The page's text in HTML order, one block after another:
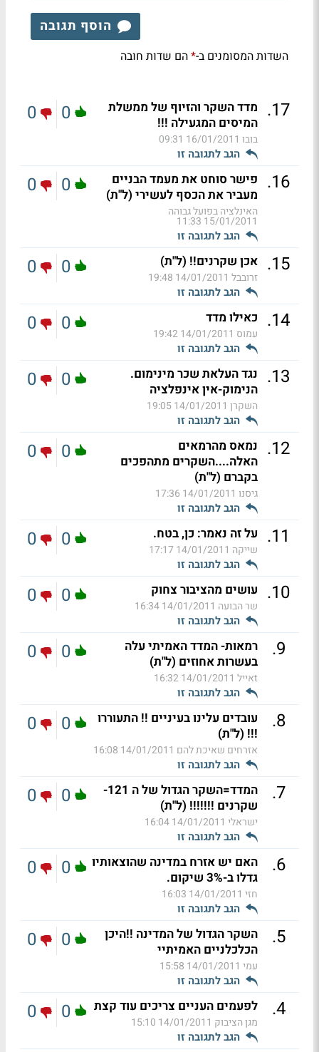
הוסף תגובה
השדות המסומנים ב-*הם שדות חובה
17
. מדד השקר והזיוף של ממשלת
המיסים המגעילה !!!
בובו 16/01/2011 09:31
הגב לתגובה זו
0
0
16
. פישר סוחט את מעמד הבניים
מעביר את הכסף לעשירי (ל"ת)
האינלציה בפועל גבוהה
15/01/2011 11:33
הגב לתגובה זו
0
0
15
. אכן שקרנים!! (ל"ת)
זרובבל 14/01/2011 19:48
הגב לתגובה זו
0
0
14
. כאילו מדד
עמוס 14/01/2011 19:42
הגב לתגובה זו
0
0
13
. נגד העלאת שכר מינימום.
הנימוק-אין אינפלציה
השקרן 14/01/2011 19:05
הגב לתגובה זו
0
0
12
. נמאס מהרמאים
האלה....השקרים מתהפכים
בקברם (ל"ת)
גיסנו 14/01/2011 17:36
הגב לתגובה זו
0
0
11
. על זה נאמר: כן, בטח.
שייקה 14/01/2011 17:17
הגב לתגובה זו
0
0
10
. עושים מהציבור צחוק
שר הבועה 14/01/2011 16:34
הגב לתגובה זו
0
0
9
.
רמאות- המדד האמיתי עלה
בעשרות אחוזים (ל"ת)
tאייל 14/01/2011 16:32
הגב לתגובה זו
0
0
8
.
עובדים עלינו בעיניים !! התעוררו
!!! (ל"ת)
אזרחים שאיכת להם 14/01/2011 16:08
הגב לתגובה זו
0
0
7
.
המדד=השקר הגדול של ה 121-
שקרנים !!!!!!! (ל"ת)
ישראלי 14/01/2011 16:04
הגב לתגובה זו
0
0
6
.
האם יש אזרח במדינה שהוצאותיו
גדלו ב-3% שיקום.
חזי 14/01/2011 16:03
הגב לתגובה זו
0
0
5
.
השקר הגדול של המדינה !!היכן
הכלכלניים האמיתיי
עמי 14/01/2011 15:58
הגב לתגובה זו
0
0
4
. לפעמים העניים צריכים עוד קצת
מגן הציבוק 14/01/2011 15:10
הגב לתגובה זו
0
0